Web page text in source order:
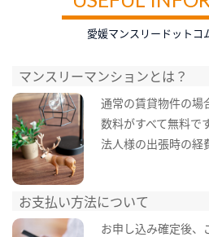
愛媛マンスリードットコ
マンスリーマンションとは？
通常の賃貸物件の場
数料がすべて無料で
法人様の出張時の経
お支払い方法について
お申し込み確定後、